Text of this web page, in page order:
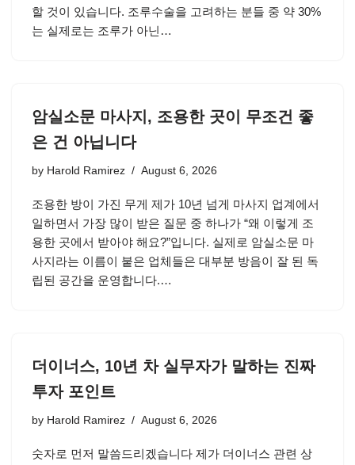
할 것이 있습니다. 조루수술을 고려하는 분들 중 약 30%
는 실제로는 조루가 아닌…
암실소문 마사지, 조용한 곳이 무조건 좋
은 건 아닙니다
by Harold Ramirez August 6, 2026
조용한 방이 가진 무게 제가 10년 넘게 마사지 업계에서
일하면서 가장 많이 받은 질문 중 하나가 “왜 이렇게 조
용한 곳에서 받아야 해요?”입니다. 실제로 암실소문 마
사지라는 이름이 붙은 업체들은 대부분 방음이 잘 된 독
립된 공간을 운영합니다.…
더이너스, 10년 차 실무자가 말하는 진짜
투자 포인트
by Harold Ramirez August 6, 2026
숫자로 먼저 말씀드리겠습니다 제가 더이너스 관련 상